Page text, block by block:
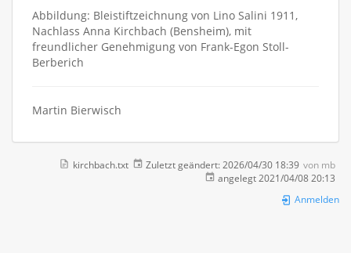
Abbildung: Bleistiftzeichnung von Lino Salini 1911,
Nachlass Anna Kirchbach (Bensheim), mit
freundlicher Genehmigung von Frank-Egon Stoll-
Berberich
Martin Bierwisch
kirchbach.txt Zuletzt geändert: 2026/04/30 18:39 von mb
angelegt 2021/04/08 20:13
Anmelden